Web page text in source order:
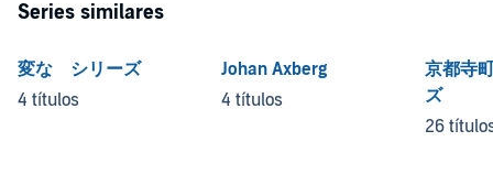
Series similares
変な シリーズ
4 títulos
Johan Axberg
4 títulos
京都寺
ズ
26